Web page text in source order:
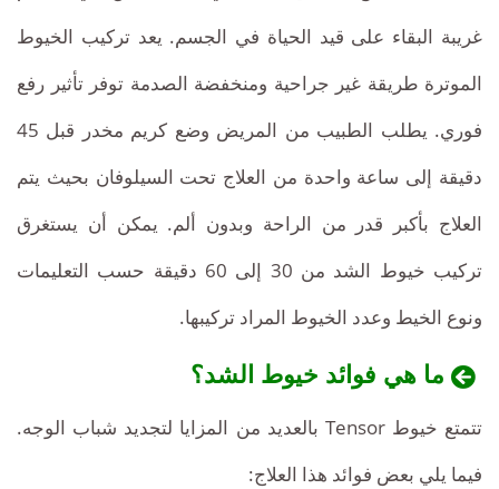
جراحة
شباب
الوجه
في
تونس
عن
طريق
غير
غريبة البقاء على قيد الحياة في الجسم. يعد تركيب الخيوط
الموترة طريقة غير جراحية ومنخفضة الصدمة توفر تأثير رفع
فوري. يطلب الطبيب من المريض وضع كريم مخدر قبل 45
دقيقة إلى ساعة واحدة من العلاج تحت السيلوفان بحيث يتم
العلاج بأكبر قدر من الراحة وبدون ألم. يمكن أن يستغرق
تركيب خيوط الشد من 30 إلى 60 دقيقة حسب التعليمات
ونوع الخيط وعدد الخيوط المراد تركيبها.
ما هي فوائد خيوط الشد؟
تتمتع خيوط Tensor بالعديد من المزايا لتجديد شباب الوجه.
فيما يلي بعض فوائد هذا العلاج: